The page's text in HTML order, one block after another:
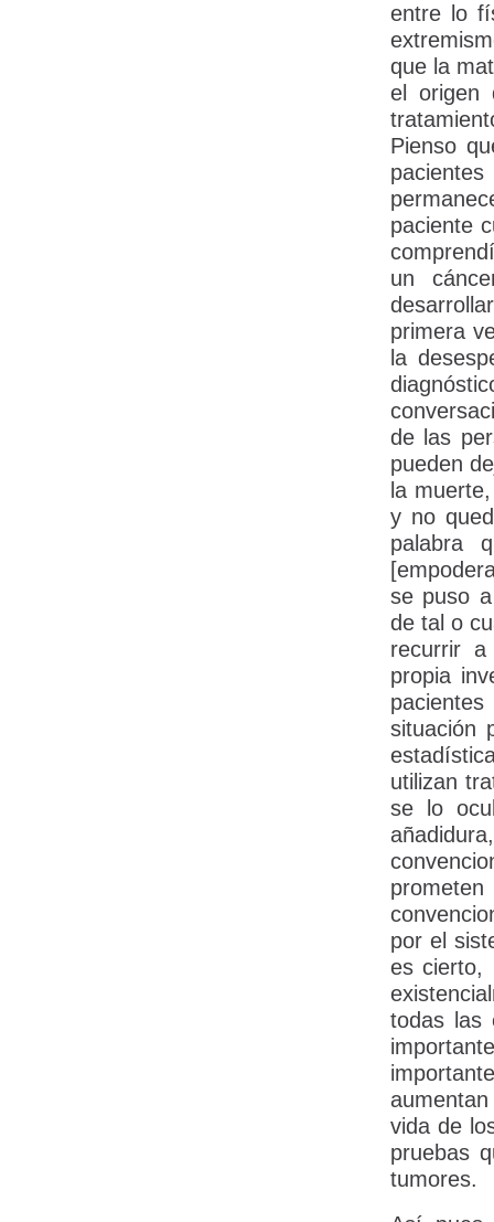
entre lo
que la
el origen
Pienso
paciente
un
primera
la
de las
pueden
la
y no
palabra
se puso
de tal o
recurrir
propia
situación
utilizan
se lo
por el
es cierto,
todas las
vida de
pruebas
tumores.